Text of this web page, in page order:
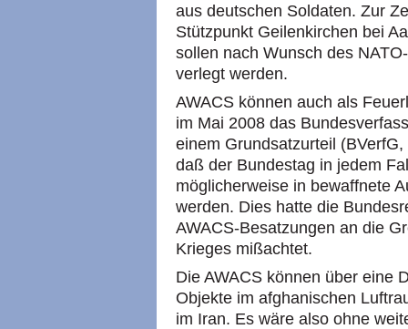
aus deutschen Soldaten. Zur
Stützpunkt Geilenkirchen bei
sollen nach Wunsch des
verlegt werden.
AWACS können auch als
im Mai 2008 das
einem Grundsatzurteil
daß der Bundestag in jedem
möglicherweise in bewaffnete
werden. Dies hatte die
AWACS-Besatzungen an die
Krieges mißachtet.
Die AWACS können über eine
Objekte im afghanischen
im Iran. Es wäre also ohne